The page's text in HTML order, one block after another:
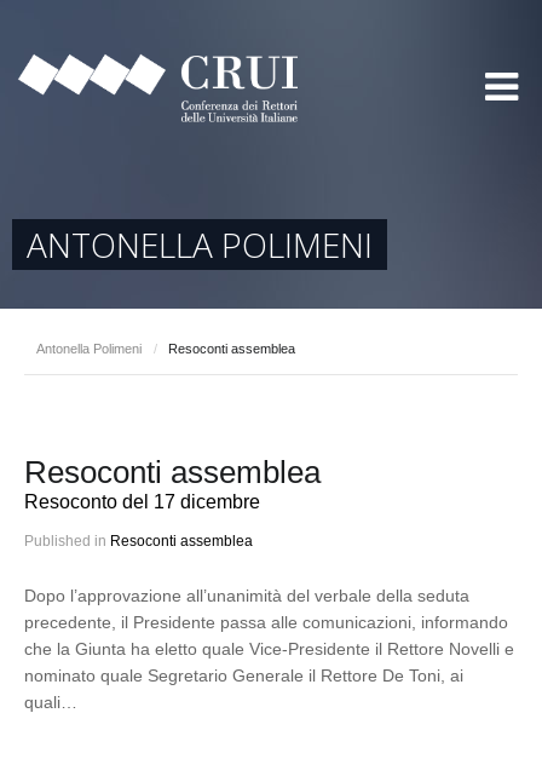
ANTONELLA POLIMENI
Antonella Polimeni / Resoconti assemblea
Resoconti assemblea
Resoconto del 17 dicembre
Published in Resoconti assemblea
Dopo l’approvazione all’unanimità del verbale della seduta
precedente, il Presidente passa alle comunicazioni, informando
che la Giunta ha eletto quale Vice-Presidente il Rettore Novelli e
nominato quale Segretario Generale il Rettore De Toni, ai
quali…